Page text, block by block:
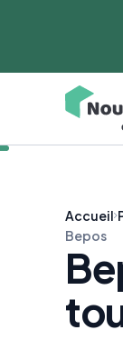
Accueil
Bepos